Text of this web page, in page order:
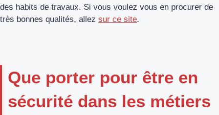
des habits de travaux. Si vous voulez vous en procurer de
très bonnes qualités, allez sur ce site.
Que porter pour être en
sécurité dans les métiers